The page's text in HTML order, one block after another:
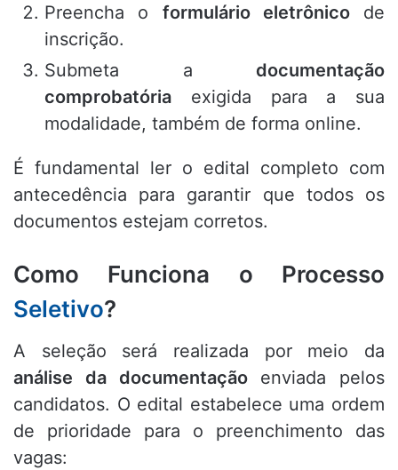
Preencha o formulário eletrônicode
inscrição.
Submeta a documentação
comprobatória exigida para a sua
modalidade, também de forma online.
É fundamental ler o edital completo com
antecedência para garantir que todos os
documentos estejam corretos.
Como Funciona o Processo
Seletivo?
A seleção será realizada por meio da
análise da documentaçãoenviada pelos
candidatos. O edital estabelece uma ordem
de prioridade para o preenchimento das
vagas: